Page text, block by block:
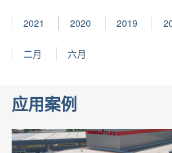
2021 2020 2019
二月 六月
应用案例